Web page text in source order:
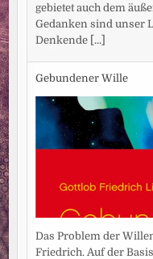
gebietet auch dem
Gedanken sind unser
Denkende [...]
Gebundener Wille
Das Problem der
Friedrich. Auf der